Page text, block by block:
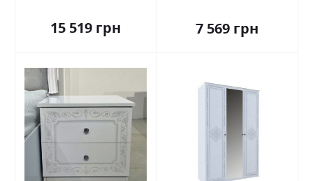
15 519 грн 7 569 грн